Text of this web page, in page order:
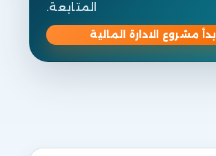
المتابعة.
ابدأ مشروع الادارة المالية